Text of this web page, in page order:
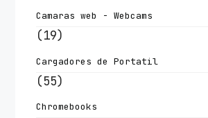
Camaras web - Webcams
(19)
Cargadores de Portatil
(55)
Chromebooks